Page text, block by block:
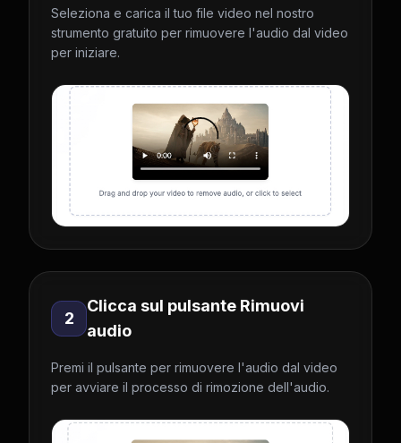
Seleziona e carica il tuo file video nel nostro
strumento gratuito per rimuovere l'audio dal video
per iniziare.
2
Clicca sul pulsante Rimuovi
audio
Premi il pulsante per rimuovere l'audio dal video
per avviare il processo di rimozione dell'audio.